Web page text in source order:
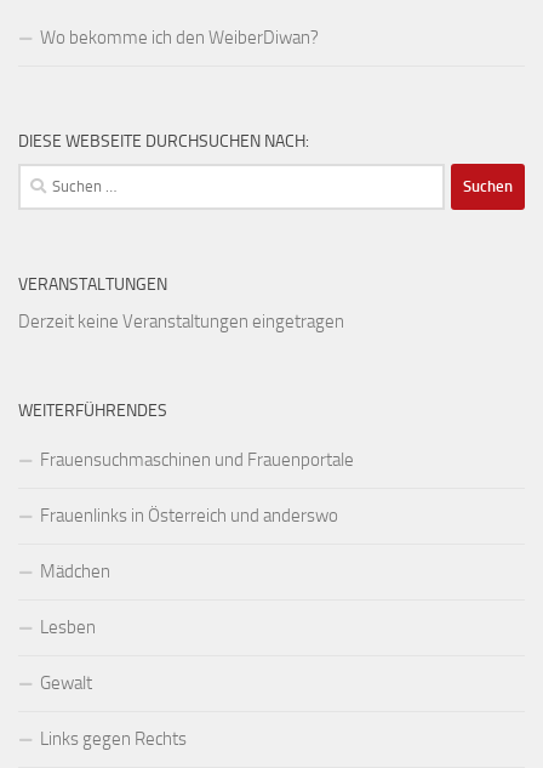
Wo bekomme ich den WeiberDiwan?
DIESE WEBSEITE DURCHSUCHEN NACH:
Suchen
nach:
VERANSTALTUNGEN
Derzeit keine Veranstaltungen eingetragen
WEITERFÜHRENDES
Frauensuchmaschinen und Frauenportale
Frauenlinks in Österreich und anderswo
Mädchen
Lesben
Gewalt
Links gegen Rechts